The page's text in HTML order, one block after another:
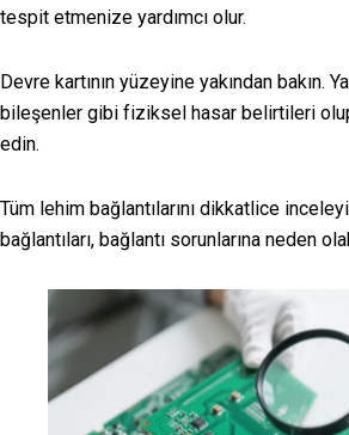
tespit etmenize yardımcı olur.
Devre kartının yüzeyine yakından bakın.
bileşenler gibi fiziksel hasar belirtileri olup
edin.
Tüm lehim bağlantılarını dikkatlice
bağlantıları, bağlantı sorunlarına neden